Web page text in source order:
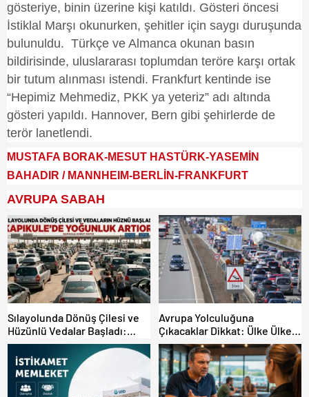
gösteriye, binin üzerine kişi katıldı. Gösteri öncesi
İstiklal Marşı okunurken, şehitler için saygı duruşunda
bulunuldu. Türkçe ve Almanca okunan basın
bildirisinde, uluslararası toplumdan teröre karşı ortak
bir tutum alınması istendi. Frankfurt kentinde ise
“Hepimiz Mehmediz, PKK ya yeteriz” adı altında
gösteri yapıldı. Hannover, Bern gibi şehirlerde de
terör lanetlendi.
MUSTAFA BORAK-MESUT HASTÜRK-YASEMİN
BAHADIR / MANNHEIM-BERLİN-FRANKFURT
AVRUPA SABAH
Sılayolunda Dönüş Çilesi ve
Hüzünlü Vedalar Başladı:
Kapıkule’de Yoğunluk Artıyor!
Avrupa Yolculuğuna
Çıkacaklar Dikkat: Ülke Ülke
Güncel Trafik Kuralları,
Avrupa Otoyol Hız Limitleri